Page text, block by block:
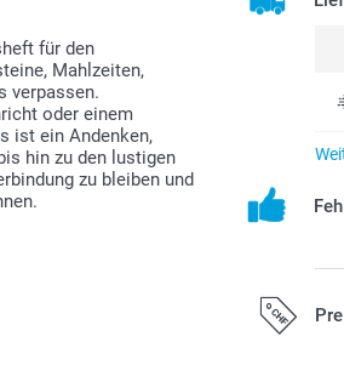
für den
Mahlzeiten,
verpassen.
oder einem
ist ein Andenken,
hin zu den lustigen
zu bleiben und